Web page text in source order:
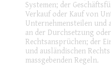
Systemen; der
Verkauf oder Kauf von
Unternehmensteilen und
an der Durchsetzung
Rechtsansprüchen; der
und ausländischen
massgebenden Regeln.